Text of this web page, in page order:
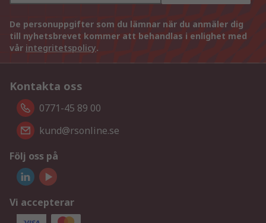
De personuppgifter som du lämnar när du anmäler dig
till nyhetsbrevet kommer att behandlas i enlighet med
vår integritetspolicy.
Kontakta oss
0771-45 89 00
kund@rsonline.se
Följ oss på
Vi accepterar